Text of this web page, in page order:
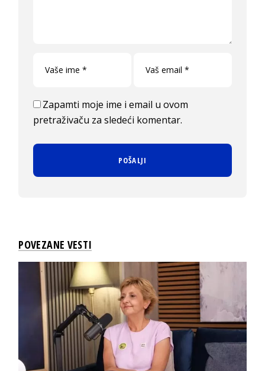
Zapamti moje ime i email u ovom
pretraživaču za sledeći komentar.
POVEZANE VESTI